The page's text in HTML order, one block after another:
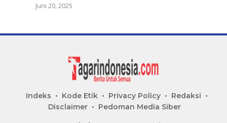
Juni 20, 2025
Indeks Kode Etik Privacy Policy
Redaksi
Disclaimer
Pedoman Media Siber